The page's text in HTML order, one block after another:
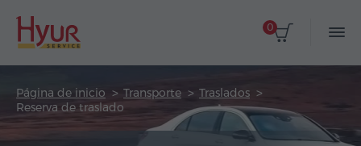
0
Página de inicio Transporte
Traslados
Reserva de traslado